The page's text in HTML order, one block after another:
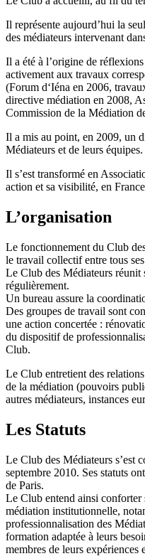
Il représente aujourd’hui la
des médiateurs intervenant
Il a été à l’origine de
activement aux travaux
(Forum d‘Iéna en 2006,
directive médiation en 2008,
Commission de la Médiation
Il a mis au point, en 2009, un
Médiateurs et de leurs équipes.
Il s’est transformé en
action et sa visibilité, en
L’organisation
Le fonctionnement du Club
le travail collectif entre tous
Le Club des Médiateurs réunit
régulièrement.
Un bureau assure la
Des groupes de travail sont
une action concertée :
du dispositif de
Club.
Le Club entretient des
de la médiation (pouvoirs
autres médiateurs, instances
Les Statuts
Le Club des Médiateurs s’est
septembre 2010. Ses statuts
de Paris.
Le Club entend ainsi
médiation institutionnelle,
professionnalisation des
formation adaptée à leurs
membres de leurs expériences